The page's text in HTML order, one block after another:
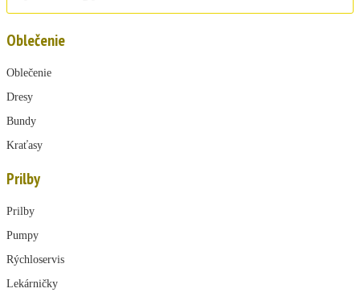
Oblečenie
Oblečenie
Dresy
Bundy
Kraťasy
Prilby
Prilby
Pumpy
Rýchloservis
Lekárničky